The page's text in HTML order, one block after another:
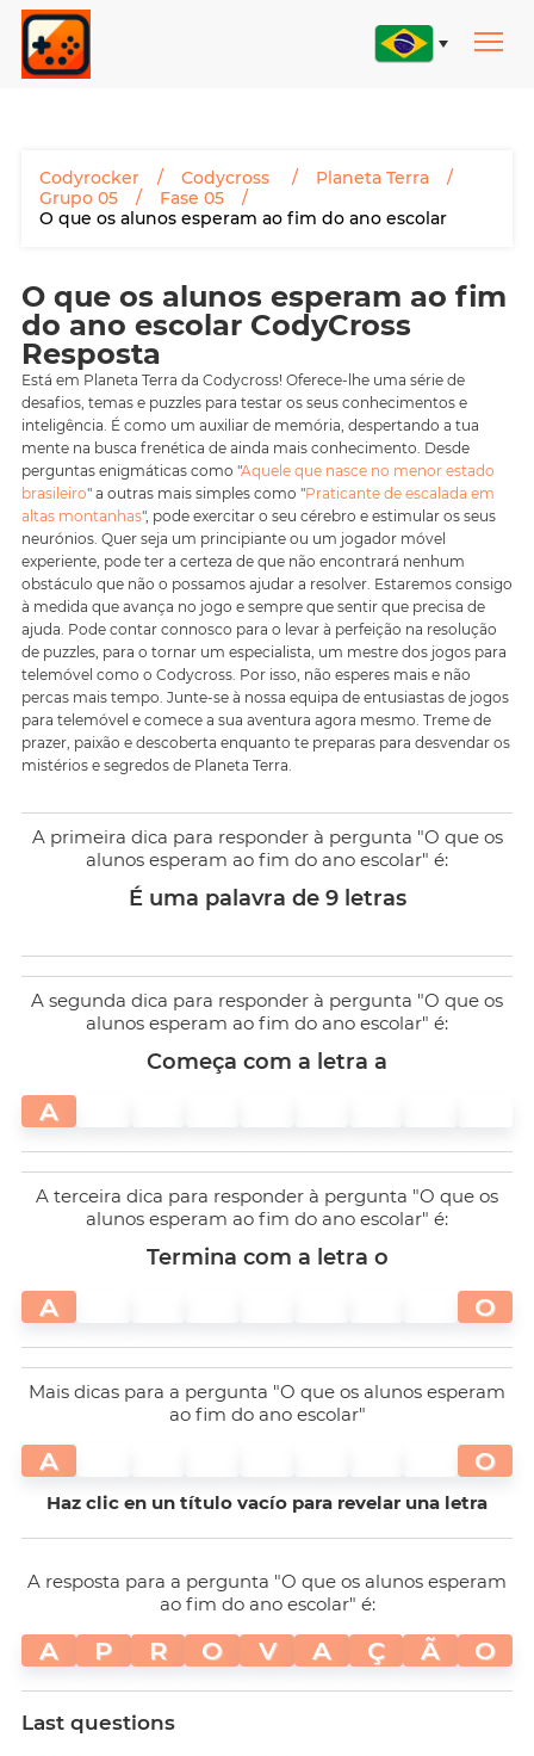
Codyrocker Codycross
Planeta Terra
Grupo 05
Fase 05
O que os alunos esperam ao fim do ano escolar
O que os alunos esperam ao fim
do ano escolar CodyCross
Resposta
Está em Planeta Terra da Codycross! Oferece-lhe uma série de
desafios, temas e puzzles para testar os seus conhecimentos e
inteligência. É como um auxiliar de memória, despertando a tua
mente na busca frenética de ainda mais conhecimento. Desde
perguntas enigmáticas como "Aquele que nasce no menor estado
brasileiro" a outras mais simples como "Praticante de escalada em
altas montanhas", pode exercitar o seu cérebro e estimular os seus
neurónios. Quer seja um principiante ou um jogador móvel
experiente, pode ter a certeza de que não encontrará nenhum
obstáculo que não o possamos ajudar a resolver. Estaremos consigo
à medida que avança no jogo e sempre que sentir que precisa de
ajuda. Pode contar connosco para o levar à perfeição na resolução
de puzzles, para o tornar um especialista, um mestre dos jogos para
telemóvel como o Codycross. Por isso, não esperes mais e não
percas mais tempo. Junte-se à nossa equipa de entusiastas de jogos
para telemóvel e comece a sua aventura agora mesmo. Treme de
prazer, paixão e descoberta enquanto te preparas para desvendar os
mistérios e segredos de Planeta Terra.
A primeira dica para responder à pergunta "O que os
alunos esperam ao fim do ano escolar" é:
É uma palavra de 9 letras
A segunda dica para responder à pergunta "O que os
alunos esperam ao fim do ano escolar" é:
Começa com a letra a
A
A terceira dica para responder à pergunta "O que os
alunos esperam ao fim do ano escolar" é:
Termina com a letra o
A O
Mais dicas para a pergunta "O que os alunos esperam
ao fim do ano escolar"
A O
Haz clic en un título vacío para revelar una letra
A resposta para a pergunta "O que os alunos esperam
ao fim do ano escolar" é:
A P R O V A Ç Ã O
Last questions